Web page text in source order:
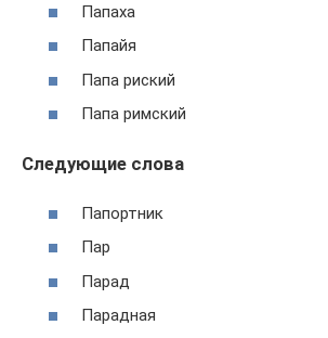
Папаха
Папайя
Папа риский
Папа римский
Следующие слова
Папортник
Пар
Парад
Парадная